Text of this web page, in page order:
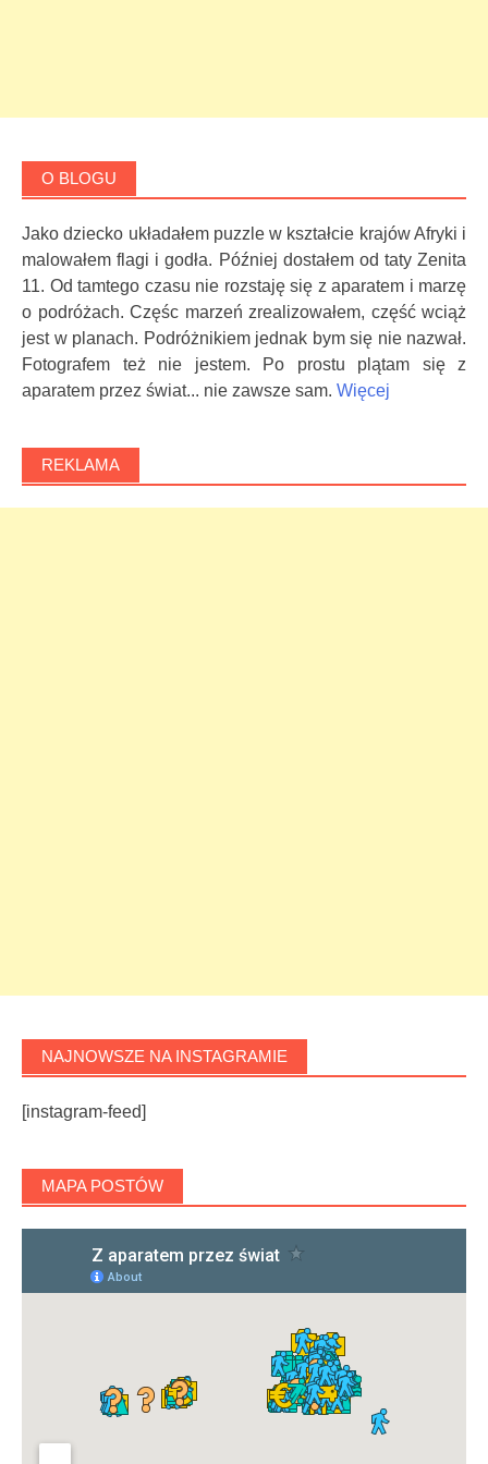
O BLOGU
Jako dziecko układałem puzzle w kształcie krajów Afryki i
malowałem flagi i godła. Później dostałem od taty Zenita
11. Od tamtego czasu nie rozstaję się z aparatem i marzę
o podróżach. Częśc marzeń zrealizowałem, część wciąż
jest w planach. Podróżnikiem jednak bym się nie nazwał.
Fotografem też nie jestem. Po prostu plątam się z
aparatem przez świat... nie zawsze sam. Więcej
REKLAMA
NAJNOWSZE NA INSTAGRAMIE
[instagram-feed]
MAPA POSTÓW